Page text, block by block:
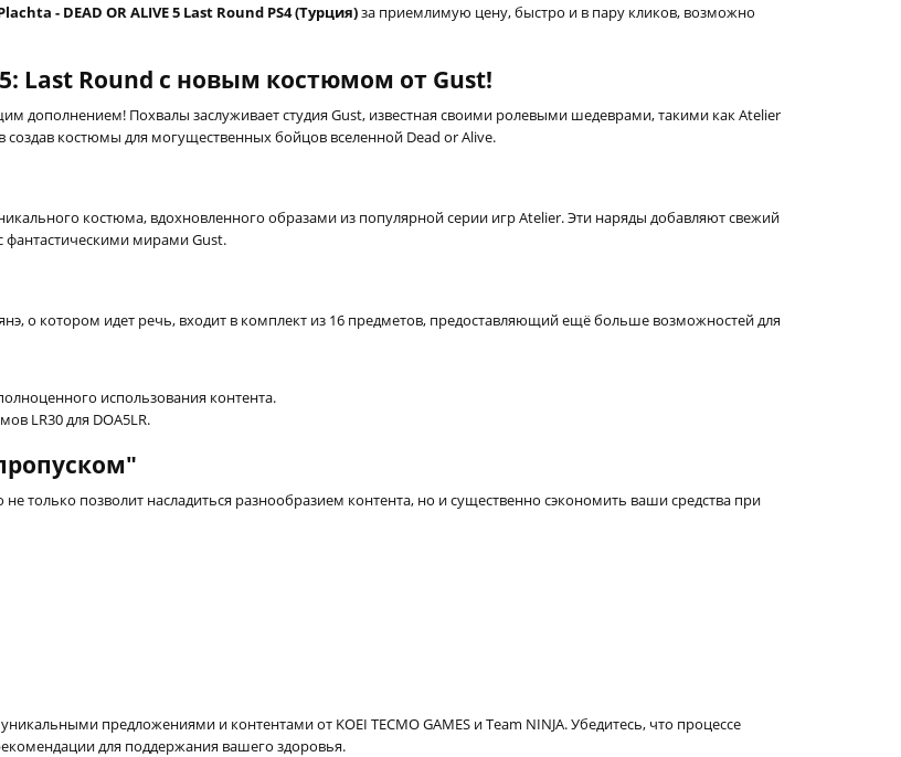
- DEAD OR ALIVE 5 Last Round PS4 (Турция)за приемлимую цену, быстро и в пару кликов, возможно
Last Round с новым костюмом от Gust!
дополнением! Похвалы заслуживает студия Gust, известная своими ролевыми шедеврами, такими как Atelier
костюмы для могущественных бойцов вселенной Dead or Alive.
костюма, вдохновленного образами из популярной серии игр Atelier. Эти наряды добавляют свежий
фантастическими мирами Gust.
о котором идет речь, входит в комплект из 16 предметов, предоставляющий ещё больше возможностей для
использования контента.
LR30 для DOA5LR.
только позволит насладиться разнообразием контента, но и существенно сэкономить ваши средства при
предложениями и контентами от KOEI TECMO GAMES и Team NINJA. Убедитесь, что процессе
для поддержания вашего здоровья.